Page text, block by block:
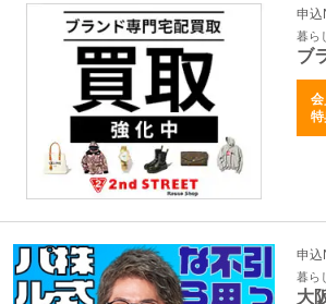
申込
暮ら
ブ
会
申込
暮ら
大